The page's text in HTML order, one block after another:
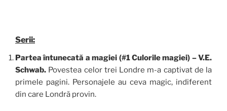
Serii:
Partea întunecată a magiei (#1 Culorile magiei) – V.E.
Schwab. Povestea celor trei Londre m-a captivat de la
primele pagini. Personajele au ceva magic, indiferent
din care Londră provin.